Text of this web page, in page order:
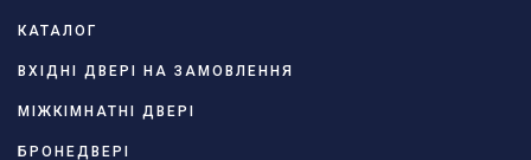
КАТАЛОГ
ВХІДНІ ДВЕРІ НА ЗАМОВЛЕННЯ
МІЖКІМНАТНІ ДВЕРІ
БРОНЕДВЕРІ